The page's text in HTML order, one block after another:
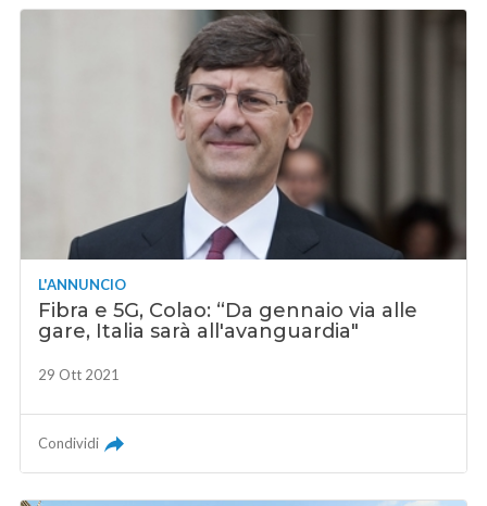
L'ANNUNCIO
Fibra e 5G, Colao: “Da gennaio via alle
gare, Italia sarà all'avanguardia"
29 Ott 2021
Condividi